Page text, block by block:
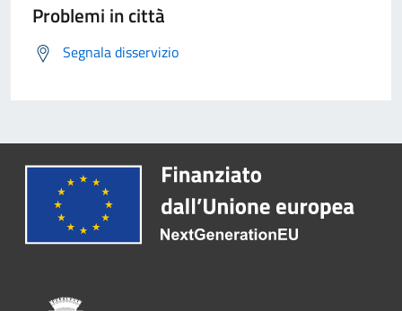
Problemi in città
Segnala disservizio